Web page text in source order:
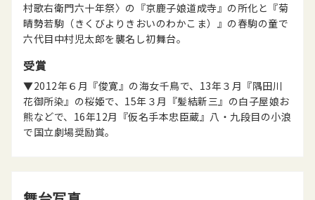
村歌右衛門六十年祭〉の『京鹿子娘道成寺』の所化と『菊
晴勢若駒（きくびよりきおいのわかこま）』の春駒の童で
六代目中村児太郎を襲名し初舞台。
受賞
▼2012年６月『俊寛』の海女千鳥で、13年３月『隅田川
花御所染』の桜姫で、15年３月『髪結新三』の白子屋娘お
熊などで、16年12月『仮名手本忠臣蔵』八・九段目の小浪
で国立劇場奨励賞。